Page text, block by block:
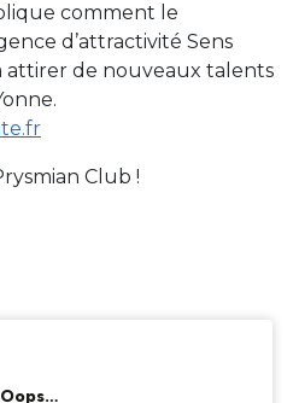
comment le
d’attractivité Sens
attirer de nouveaux talents
Club !